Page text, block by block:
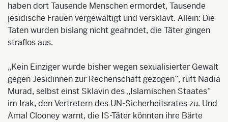
haben dort Tausende Menschen ermordet, Tausende
jesidische Frauen vergewaltigt und versklavt. Allein: Die
Taten wurden bislang nicht geahndet, die Täter gingen
straflos aus.
„Kein Einziger wurde bisher wegen sexualisierter Gewalt
gegen Jesidinnen zur Rechenschaft gezogen“, ruft Nadia
Murad, selbst einst Sklavin des „Islamischen Staates“
im Irak, den Vertretern des UN-Sicherheitsrates zu. Und
Amal Clooney warnt, die IS-Täter könnten ihre Bärte